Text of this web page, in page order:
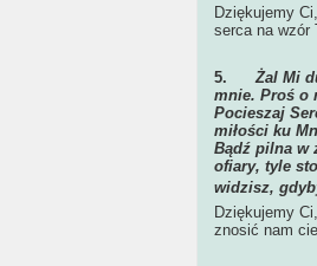
Dziękujemy
serca na wzór
5.Żal Mi
mnie. Proś o
Pocieszaj
miłości ku
Bądź pilna w
ofiary, tyle
widzisz,
Dziękujemy
znosić nam